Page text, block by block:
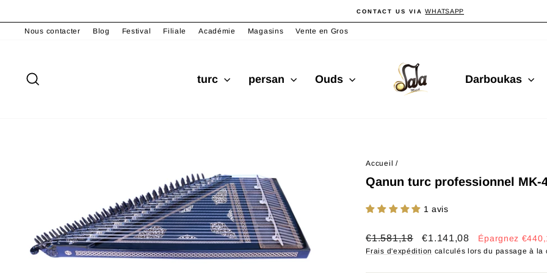
contenu
Diaporama
CONTACT US VIA WHATSAPP
Nous contacter Blog Festival Filiale Académie Magasins Vente en Gros
turc persan Ouds Darboukas
Accueil /
Qanun turc professionnel MK-
1 avis
Prix
régulier
€1.581,18
Prix
réduit
€1.141,08 Épargnez
Frais d'expédition calculés lors du passage à la